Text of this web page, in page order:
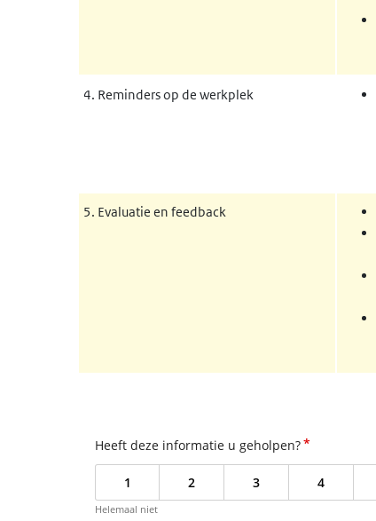
4. Reminders op de werkplek
5. Evaluatie en feedback
Heeft deze informatie u geholpen?*
1 2 3 4
Helemaal niet